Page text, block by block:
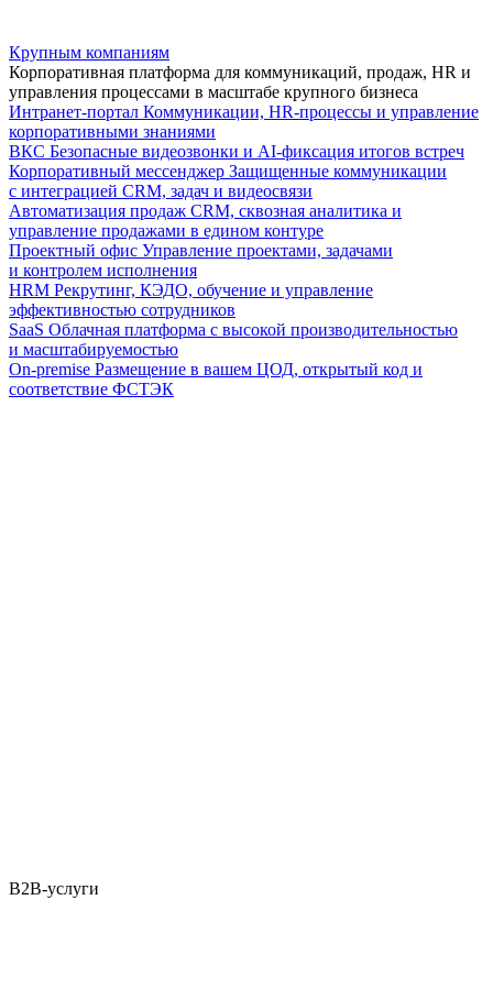
Крупным компаниям
Корпоративная платформа для коммуникаций, продаж, HR и
управления процессами в масштабе крупного бизнеса
Интранет-портал Коммуникации, HR-процессы и управление
корпоративными знаниями
ВКС Безопасные видеозвонки и AI-фиксация итогов встреч
Корпоративный мессенджер Защищенные коммуникации
с интеграцией CRM, задач и видеосвязи
Автоматизация продаж CRM, сквозная аналитика и
управление продажами в едином контуре
Проектный офис Управление проектами, задачами
и контролем исполнения
HRM Рекрутинг, КЭДО, обучение и управление
эффективностью сотрудников
SaaS Облачная платформа с высокой производительностью
и масштабируемостью
On-premise Размещение в вашем ЦОД, открытый код и
соответствие ФСТЭК
B2B-услуги